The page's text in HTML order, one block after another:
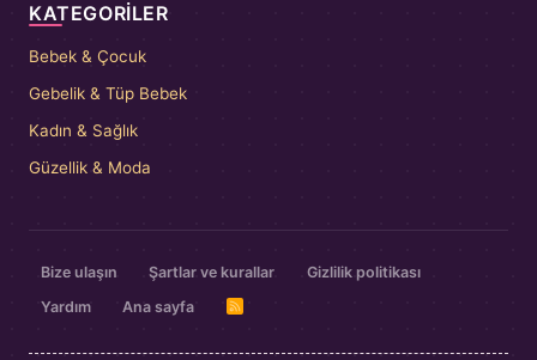
KATEGORILER
Bebek & Çocuk
Gebelik & Tüp Bebek
Kadın & Sağlık
Güzellik & Moda
Bize ulaşın Şartlar ve kurallar
Gizlilik politikası
Yardım
Ana sayfa
R